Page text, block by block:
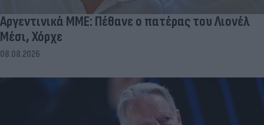
Αργεντινικά ΜΜΕ: Πέθανε ο πατέρας του Λιονέλ
Μέσι, Χόρχε
08.08.2026